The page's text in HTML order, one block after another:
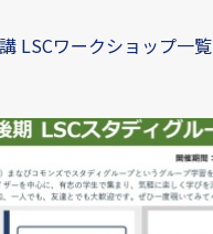
LSCワークショップ一覧